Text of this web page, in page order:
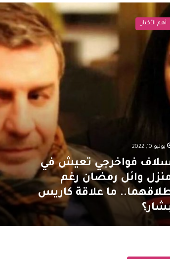
أهم الأخبار
يوليو 10, 2022
فواخرجي تعيش في
وائل رمضان رغم
ما علاقة كاريس